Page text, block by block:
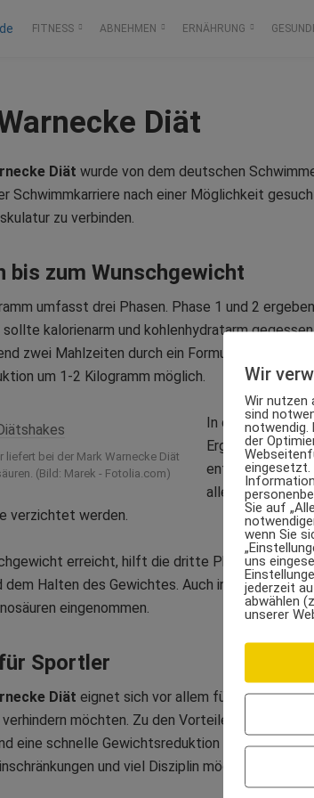
FITNESS ABNEHMEN ERNÄHRUNG
Diät
Diät wurde von dem deutschen
Schwimmkarriere nach einer Möglichkeit
zu verbinden.
bis zum Wunschgewicht
umfasst drei Phasen. Phase 1 und 2
kalorienarm und kohlenhydratarm
zwei Mahlzeiten durch ein Formula-Shake
um 1-2 Kilogramm möglich.
liefert bei der Mark Warnecke Diät
(Bild: Marek - Fotolia.com)
In der zweiten
Ergänzung der
entwickelte
allem den
verzichtet werden.
erreicht, hilft die dritte Phase, die
dem Halten des Gewichtes. Auch in dieser
eingenommen.
Sportler
Diät eignet sich vor allem für Sportler,
möchten. Zu den Vorteilen der Diät
eine schnelle Gewichtsreduktion möglich ist.
und viel Disziplin möglich.
Wir
Wir nutzen
sind
notwendig.
der
eingesetzt.
Sie auf
wenn Sie
uns
jederzeit
abwählen
unserer